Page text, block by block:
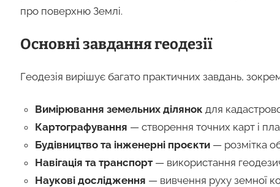
про поверхню Землі.
Основні завдання геодезії
Геодезія вирішує багато практичних завдань,
Вимірювання земельних ділянок для
Картографування — створення точних карт і
Будівництво та інженерні проєкти— розмітка
Навігація та транспорт— використання
Наукові дослідження — вивчення руху земної